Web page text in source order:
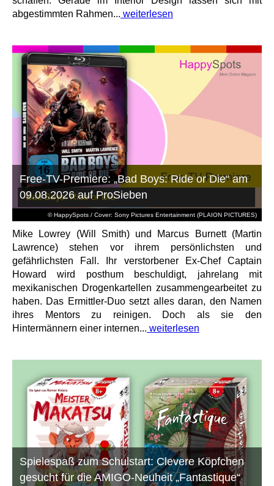
abgestimmten Rahmen... weiterlesen
© HappySpots / Cover: Sony Pictures Entertainment (PLAION PICTURES)
Free-TV-Premiere: „Bad Boys: Ride or Die“ am
09.08.2026 auf ProSieben
Mike Lowrey (Will Smith) und Marcus Burnett (Martin
Lawrence) stehen vor ihrem persönlichsten und
gefährlichsten Fall. Ihr verstorbener Ex-Chef Captain
Howard wird posthum beschuldigt, jahrelang mit
mexikanischen Drogenkartellen zusammengearbeitet zu
haben. Das Ermittler-Duo setzt alles daran, den Namen
ihres Mentors zu reinigen. Doch als sie den
Hintermännern einer internen... weiterlesen
Spielespaß zum Schulstart: Clevere Köpfchen
gesucht für die AMIGO-Neuheit „Fantastique“